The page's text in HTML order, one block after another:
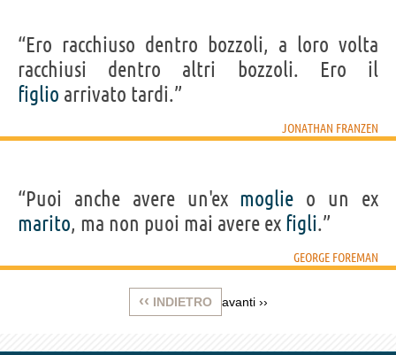
“Ero racchiuso dentro bozzoli, a loro volta
racchiusi dentro altri bozzoli. Ero il
figlio arrivato tardi.”
JONATHAN FRANZEN
“Puoi anche avere un'ex moglie o un ex
marito, ma non puoi mai avere ex figli.”
GEORGE FOREMAN
‹‹ INDIETRO avanti ››